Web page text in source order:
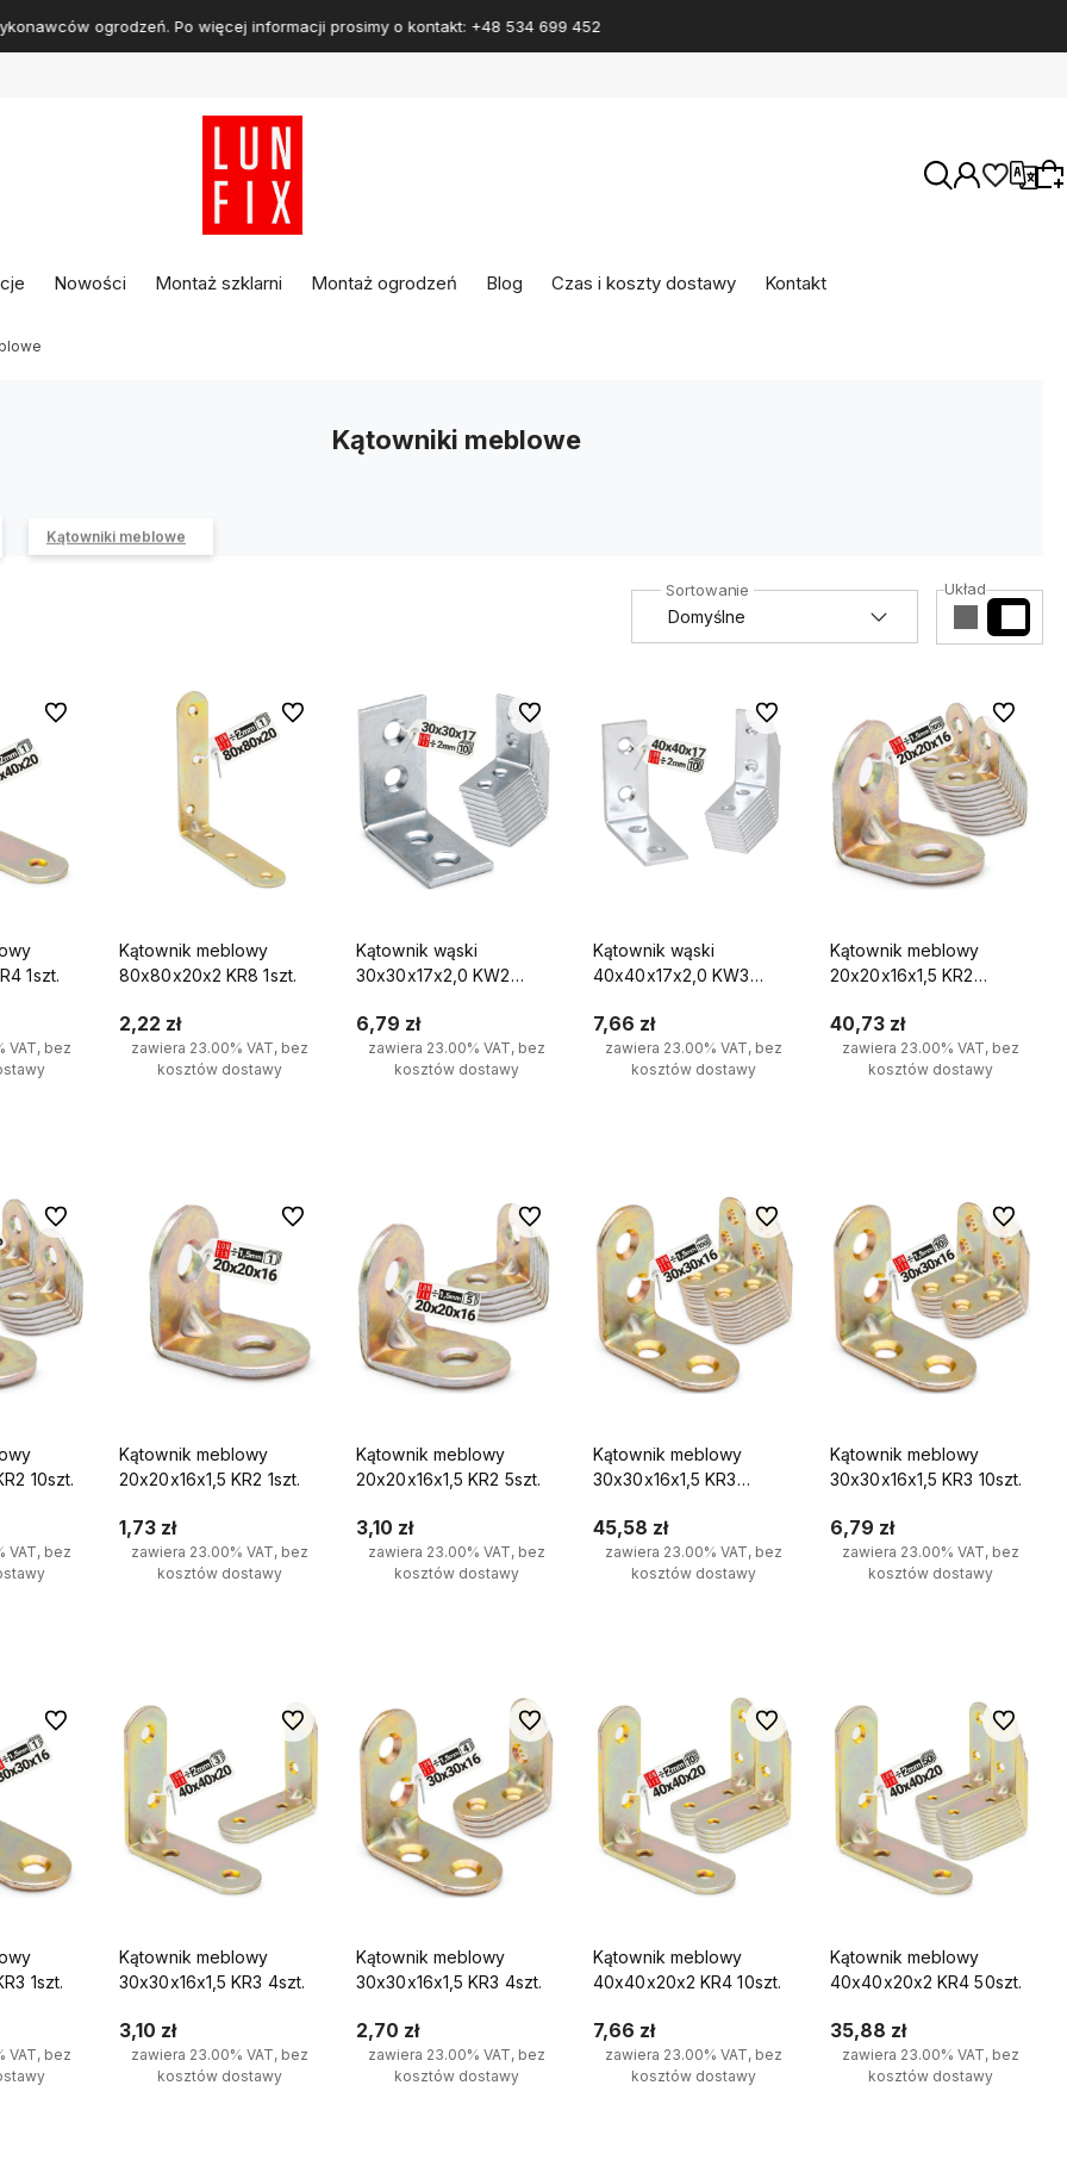
Najlepsze szklarniedostępne na rynku!
Nowości Montaż szklarni Montaż ogrodzeń Blog Czas i koszty dostawy Kontakt
— bez
🛠️ Działamy nieprzerwanie od 2018
roku
— mamy za sobą wiele lat
doświadczenia w dostarczaniu
📦 Wszystkie produkty dostępne są
od ręki,co oznacza, że możesz
liczyć na natychmiastową
realizację i szybką wysyłkę.
Kątowniki meblowe
Kątowniki meblowe
Układ
1szt.
VAT, bez
Do ulubionych
Kątownik meblowy
80x80x20x2 KR8 1szt.
2,22 zł
zawiera 23.00% VAT, bez
kosztów dostawy
Do ulubionych
Kątownik wąski
30x30x17x2,0 KW2
6,79 zł
zawiera 23.00% VAT, bez
kosztów dostawy
Do ulubionych
Kątownik wąski
40x40x17x2,0 KW3
7,66 zł
zawiera 23.00% VAT, bez
kosztów dostawy
Do ulubionych
Kątownik meblowy
20x20x16x1,5 KR2
40,73 zł
zawiera 23.00% VAT, bez
kosztów dostawy
Do
10szt.
VAT, bez
Do ulubionych
Kątownik meblowy
20x20x16x1,5 KR2 1szt.
1,73 zł
zawiera 23.00% VAT, bez
kosztów dostawy
Do ulubionych
Kątownik meblowy
20x20x16x1,5 KR2 5szt.
3,10 zł
zawiera 23.00% VAT, bez
kosztów dostawy
Do ulubionych
Kątownik meblowy
30x30x16x1,5 KR3
45,58 zł
zawiera 23.00% VAT, bez
kosztów dostawy
Do ulubionych
Kątownik meblowy
30x30x16x1,5 KR3 10szt.
6,79 zł
zawiera 23.00% VAT, bez
kosztów dostawy
Do
1szt.
VAT, bez
Do ulubionych
Kątownik meblowy
30x30x16x1,5 KR3 4szt.
3,10 zł
zawiera 23.00% VAT, bez
kosztów dostawy
Do ulubionych
Kątownik meblowy
30x30x16x1,5 KR3 4szt.
2,70 zł
zawiera 23.00% VAT, bez
kosztów dostawy
Do ulubionych
Kątownik meblowy
40x40x20x2 KR4 10szt.
7,66 zł
zawiera 23.00% VAT, bez
kosztów dostawy
Do ulubionych
Kątownik meblowy
40x40x20x2 KR4 50szt.
35,88 zł
zawiera 23.00% VAT, bez
kosztów dostawy
Do